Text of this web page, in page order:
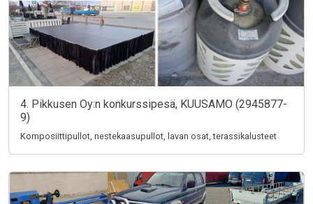
4. Pikkusen Oy:n konkurssipesä, KUUSAMO (2945877-
9)
Komposiittipullot, nestekaasupullot, lavan osat, terassikalusteet